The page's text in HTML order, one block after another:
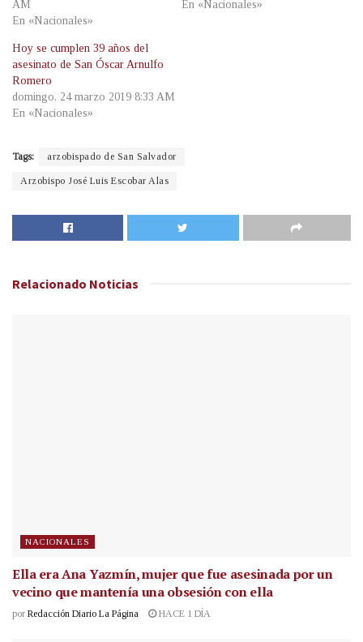
AM
En «Nacionales»
En «Nacionales»
Hoy se cumplen 39 años del
asesinato de San Óscar Arnulfo
Romero
domingo, 24 marzo 2019 8:33 AM
En «Nacionales»
Tags: arzobispado de San Salvador
Arzobispo José Luis Escobar Alas
Relacionado Noticias
NACIONALES
Ella era Ana Yazmín, mujer que fue asesinada por un
vecino que mantenía una obsesión con ella
por Redacción Diario La Página HACE 1 DÍA